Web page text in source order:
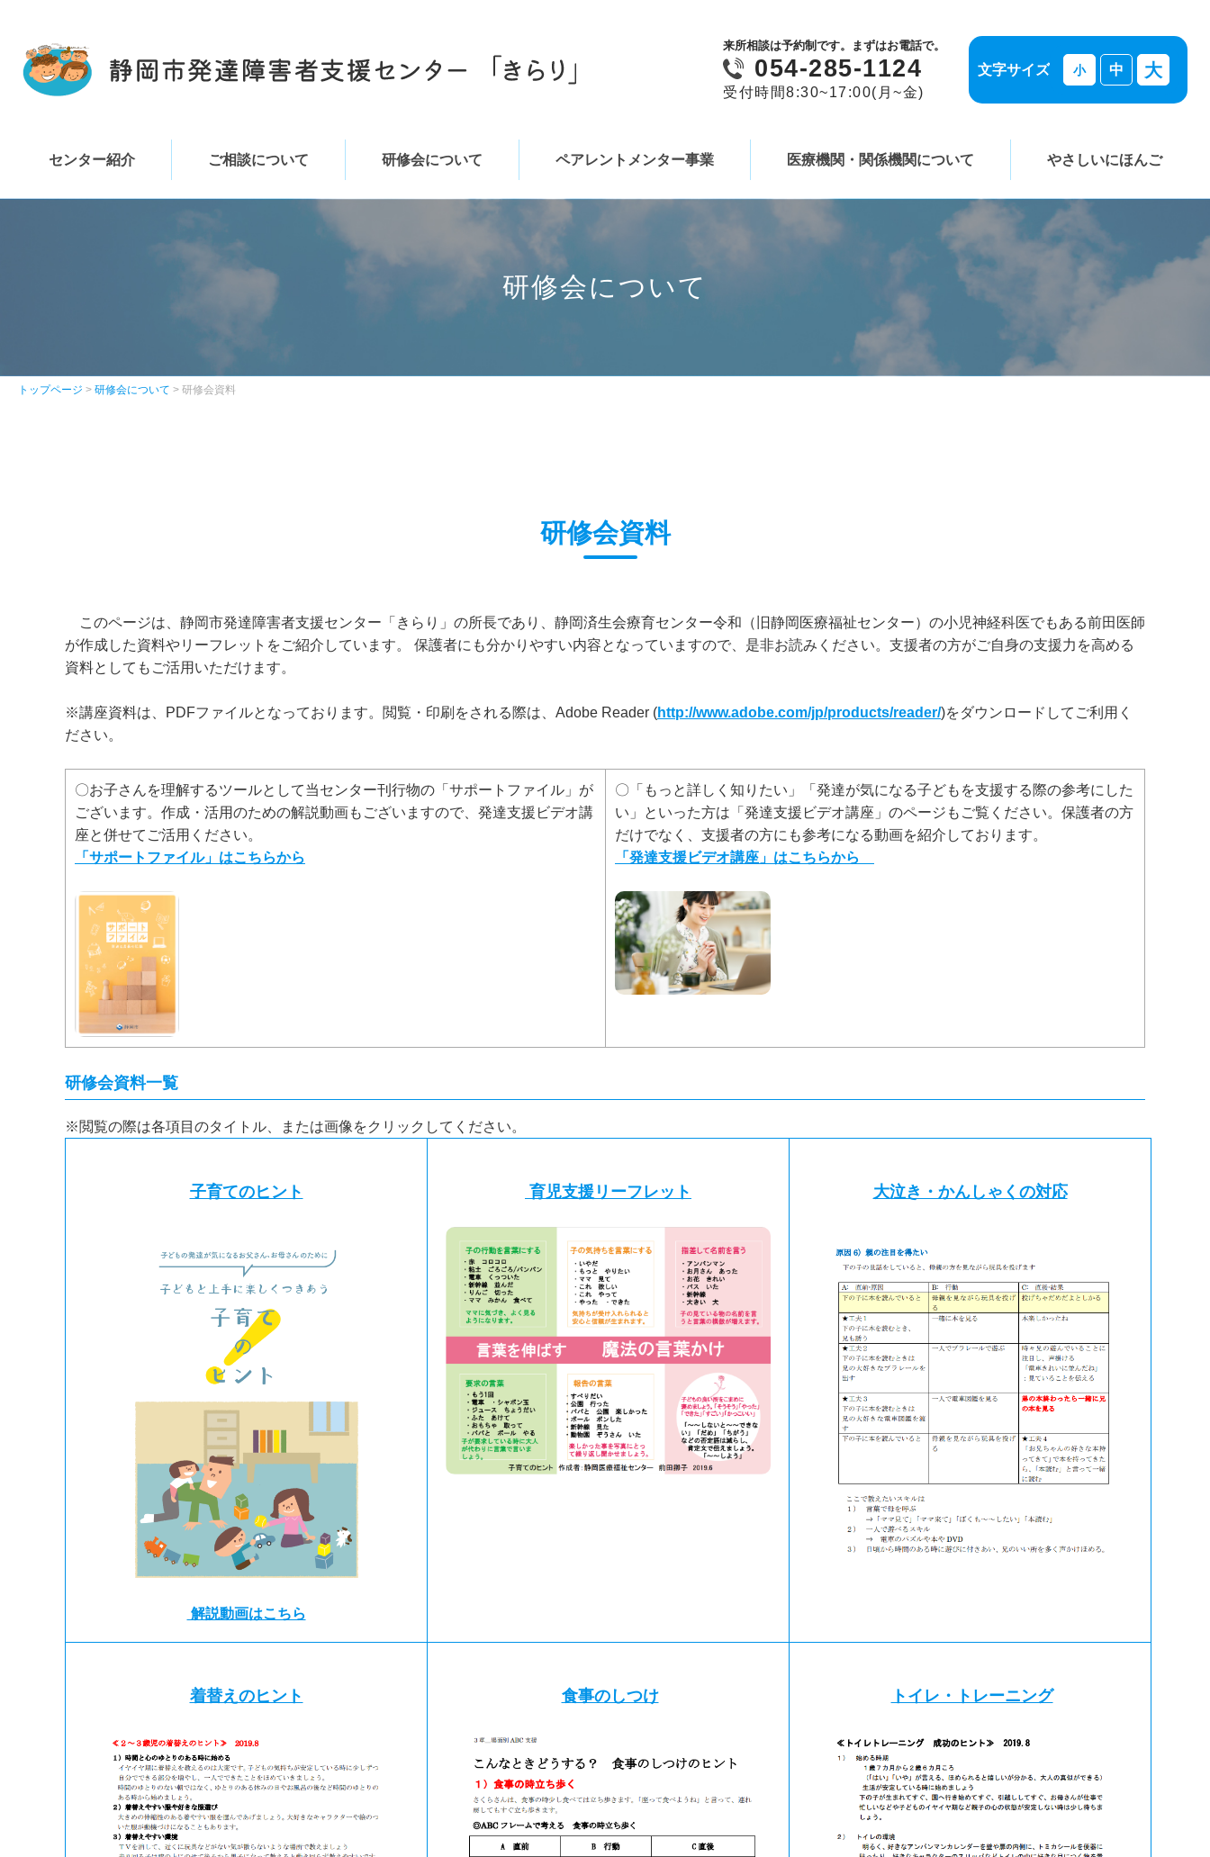
来所相談は予約制です。まずはお電話で。
054-285-1124
受付時間8:30~17:00(月~金)
文字サイズ 小 中 大
センター紹介 ご相談について 研修会について ペアレントメンター事業 医療機関・関係機関について やさしいにほんご
研修会について
トップページ > 研修会について > 研修会資料
研修会資料
このページは、静岡市発達障害者支援センター「きらり」の所長であり、静岡済生会療育センター令和（旧静岡医療福祉センター）の小児神経科医でもある前田医師
が作成した資料やリーフレットをご紹介しています。 保護者にも分かりやすい内容となっていますので、是非お読みください。支援者の方がご自身の支援力を高める
資料としてもご活用いただけます。
※講座資料は、PDFファイルとなっております。閲覧・印刷をされる際は、Adobe Reader (http://www.adobe.com/jp/products/reader/)をダウンロードしてご利用く
ださい。
〇お子さんを理解するツールとして当センター刊行物の「サポートファイル」が
ございます。作成・活用のための解説動画もございますので、発達支援ビデオ講
座と併せてご活用ください。
「サポートファイル」はこちらから
〇「もっと詳しく知りたい」「発達が気になる子どもを支援する際の参考にした
い」といった方は「発達支援ビデオ講座」のページもご覧ください。保護者の方
だけでなく、支援者の方にも参考になる動画を紹介しております。
「発達支援ビデオ講座」はこちらから
研修会資料一覧
※閲覧の際は各項目のタイトル、または画像をクリックしてください。
子育てのヒント
解説動画はこちら
育児支援リーフレット 大泣き・かんしゃくの対応
着替えのヒント 食事のしつけ トイレ・トレーニング